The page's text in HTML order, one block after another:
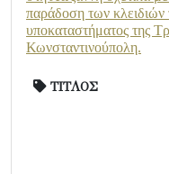
παράδοση των
υποκαταστήματος της
Κωνσταντινούπολη.
ΤΙΤΛΟΣ